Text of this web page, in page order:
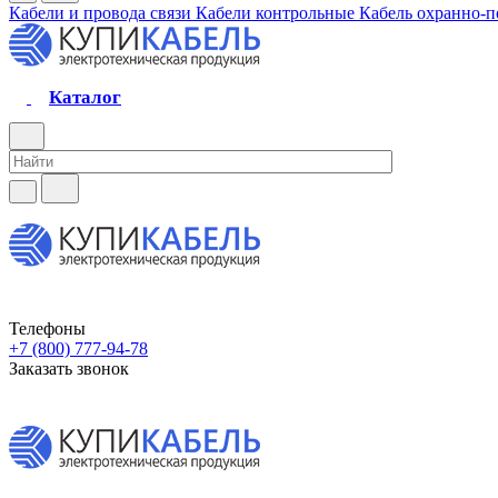
Кабели и провода связи Кабели контрольные Кабель охранно-
Каталог
Телефоны
+7 (800) 777-94-78
Заказать звонок